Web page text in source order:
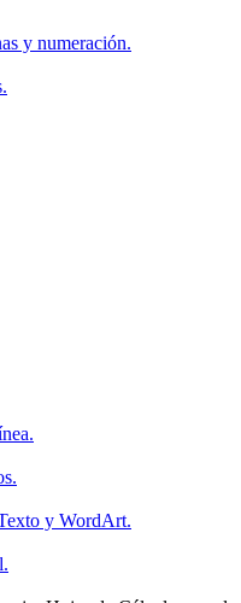
y numeración.
y WordArt.